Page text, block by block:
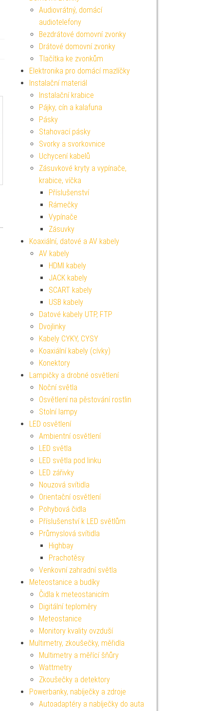
Audiovrátný, domácí
audiotelefony
Bezdrátové domovní zvonky
Drátové domovní zvonky
Tlačítka ke zvonkům
Elektronika pro domácí mazlíčky
Instalační materiál
Instalační krabice
Pájky, cín a kalafuna
Pásky
Stahovací pásky
Svorky a svorkovnice
Uchycení kabelů
Zásuvkové kryty a vypínače,
krabice, víčka
Příslušenství
Rámečky
Vypínače
Zásuvky
Koaxiální, datové a AV kabely
AV kabely
HDMI kabely
JACK kabely
SCART kabely
USB kabely
Datové kabely UTP, FTP
Dvojlinky
Kabely CYKY, CYSY
Koaxiální kabely (cívky)
Konektory
Lampičky a drobné osvětlení
Noční světla
Osvětlení na pěstování rostlin
Stolní lampy
LED osvětlení
Ambientní osvětlení
LED světla
LED světla pod linku
LED zářivky
Nouzová svítidla
Orientační osvětlení
Pohybová čidla
Příslušenství k LED světlům
Průmyslová svítidla
Highbay
Prachotěsy
Venkovní zahradní světla
Meteostanice a budíky
Čidla k meteostanicím
Digitální teploměry
Meteostanice
Monitory kvality ovzduší
Multimetry, zkoušečky, měřidla
Multimetry a měřící šňůry
Wattmetry
Zkoušečky a detektory
Powerbanky, nabíječky a zdroje
Autoadaptéry a nabíječky do auta